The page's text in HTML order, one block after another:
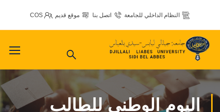
النظام الداخلي للجامعة اتصل بنا موقع قديم COS
اليوم الوطني للطالب